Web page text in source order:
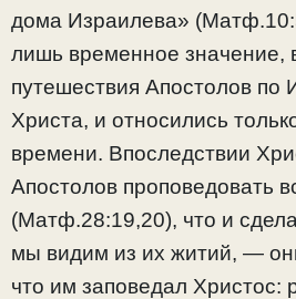
дома Израилева»
лишь временное значение,
путешествия Апостолов по
Христа, и относились
времени. Впоследствии
Апостолов проповедовать
(Матф.28:19,20), что и
мы видим из их житий, —
что им заповедал Христос: